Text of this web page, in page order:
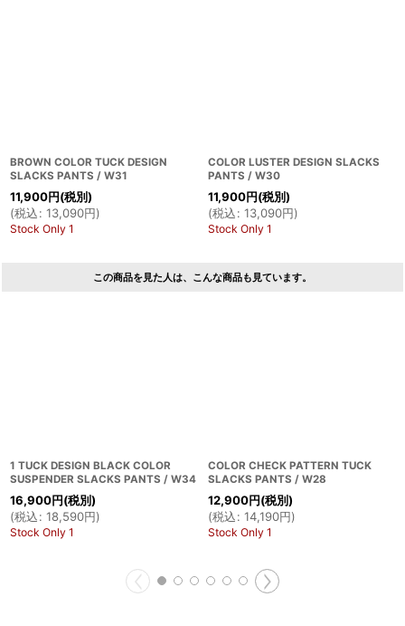
BROWN COLOR TUCK DESIGN
SLACKS PANTS / W31
11,900円(税別)
(税込: 13,090円)
Stock Only 1
COLOR LUSTER DESIGN SLACKS
PANTS / W30
11,900円(税別)
(税込: 13,090円)
Stock Only 1
この商品を見た人は、こんな商品も見ています。
1 TUCK DESIGN BLACK COLOR
SUSPENDER SLACKS PANTS / W34
16,900円(税別)
(税込: 18,590円)
Stock Only 1
COLOR CHECK PATTERN TUCK
SLACKS PANTS / W28
12,900円(税別)
(税込: 14,190円)
Stock Only 1